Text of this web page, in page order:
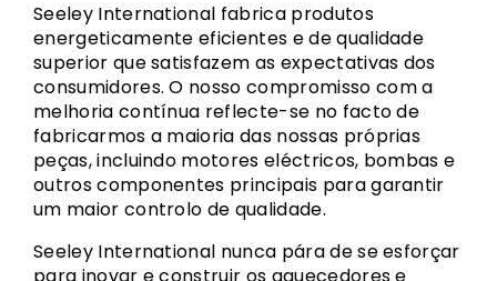
Seeley International fabrica produtos
energeticamente eficientes e de qualidade
superior que satisfazem as expectativas dos
consumidores. O nosso compromisso com a
melhoria contínua reflecte-se no facto de
fabricarmos a maioria das nossas próprias
peças, incluindo motores eléctricos, bombas e
outros componentes principais para garantir
um maior controlo de qualidade.
Seeley International nunca pára de se esforçar